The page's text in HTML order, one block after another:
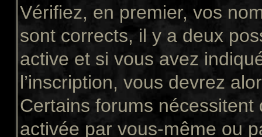
Vérifiez, en premier, vos
sont corrects, il y a deux
active et si vous avez
l’inscription, vous devrez
Certains forums
activée par vous-même ou